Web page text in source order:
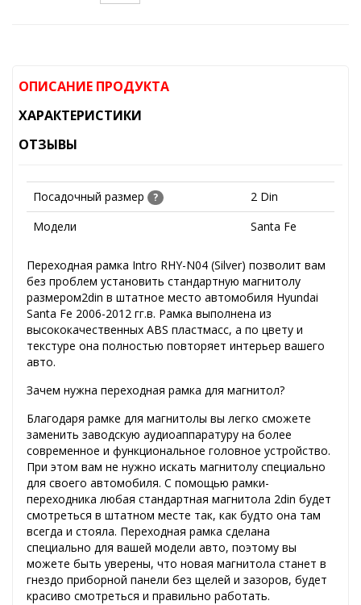
ОПИСАНИЕ ПРОДУКТА
ХАРАКТЕРИСТИКИ
ОТЗЫВЫ
Посадочный размер ?
2 Din
Модели
Santa Fe
Переходная рамка Intro RHY-N04 (Silver) позволит вам
без проблем установить стандартную магнитолу
размером2din в штатное место автомобиля Hyundai
Santa Fe 2006-2012 гг.в. Рамка выполнена из
высококачественных ABS пластмасс, а по цвету и
текстуре она полностью повторяет интерьер вашего
авто.
Зачем нужна переходная рамка для магнитол?
Благодаря рамке для магнитолы вы легко сможете
заменить заводскую аудиоаппаратуру на более
современное и функциональное головное устройство.
При этом вам не нужно искать магнитолу специально
для своего автомобиля. С помощью рамки-
переходника любая стандартная магнитола 2din будет
смотреться в штатном месте так, как будто она там
всегда и стояла. Переходная рамка сделана
специально для вашей модели авто, поэтому вы
можете быть уверены, что новая магнитола станет в
гнездо приборной панели без щелей и зазоров, будет
красиво смотреться и правильно работать.